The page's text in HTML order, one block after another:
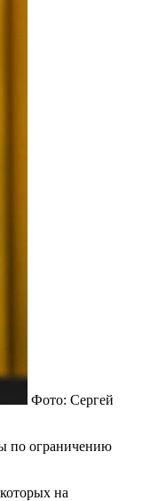
Фото: Сергей
по ограничению
на